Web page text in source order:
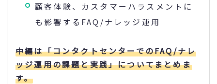
顧客体験、カスタマーハラスメントに
も影響するFAQ/ナレッジ運用
中編は「コンタクトセンターでのFAQ/ナレ
ッジ運用の課題と実践」についてまとめま
す。